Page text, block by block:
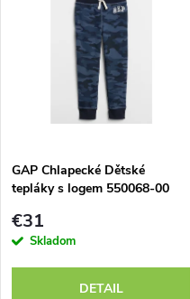
v
v
GAP Chlapecké Dětské
tepláky s logem 550068-00
€31
Skladom
DETAIL